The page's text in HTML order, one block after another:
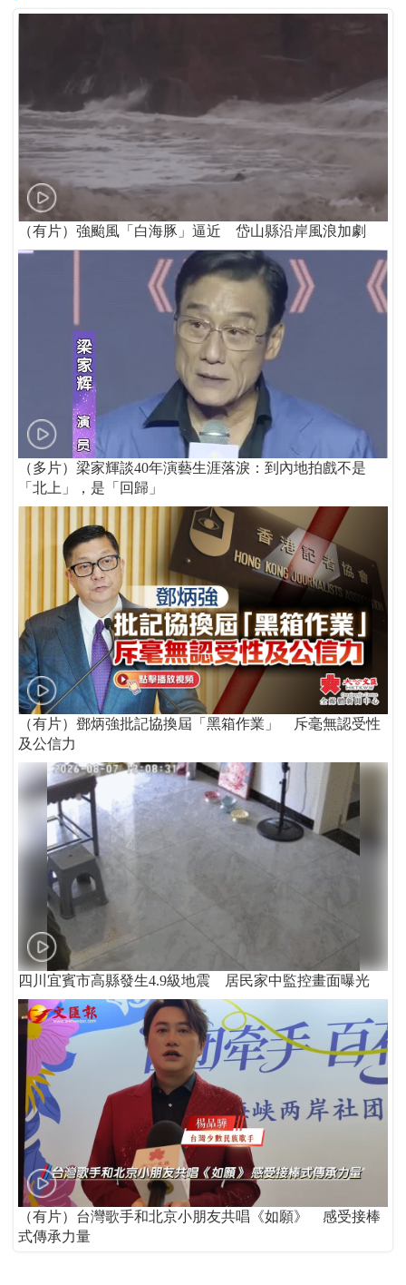
（有片）強颱風「白海豚」逼近 岱山縣沿岸風浪加劇
（多片）梁家輝談40年演藝生涯落淚：到內地拍戲不是
「北上」，是「回歸」
（有片）鄧炳強批記協換屆「黑箱作業」 斥毫無認受性
及公信力
四川宜賓市高縣發生4.9級地震 居民家中監控畫面曝光
（有片）台灣歌手和北京小朋友共唱《如願》 感受接棒
式傳承力量